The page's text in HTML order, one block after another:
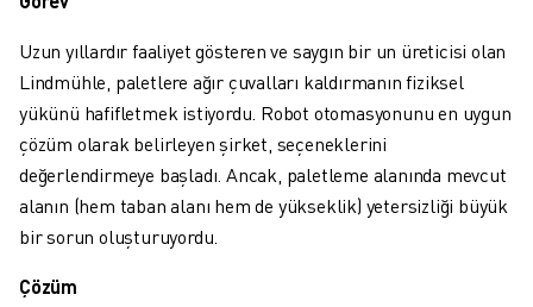
BOYAMA
PALETLEME
PUNTA KAYNAĞI
GÖRSEL DENETIM
TEL EROZYON
VAKA ÇALIŞMALARI
MÜŞTERI HIZMETLERI
FANUC PLANS
Uzun yıllardır faaliyet gösteren ve saygın bir un üreticisi olan
Lindmühle, paletlere ağır çuvalları kaldırmanın fiziksel
yükünü hafifletmek istiyordu. Robot otomasyonunu en uygun
çözüm olarak belirleyen şirket, seçeneklerini
değerlendirmeye başladı. Ancak, paletleme alanında mevcut
alanın (hem taban alanı hem de yükseklik) yetersizliği büyük
bir sorun oluşturuyordu.
Çözüm